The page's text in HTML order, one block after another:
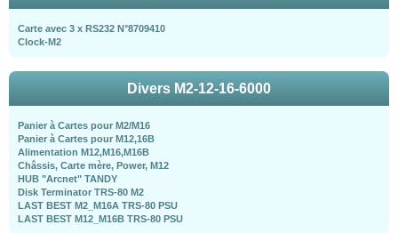
Carte avec 3 x RS232 N°8709410
Clock-M2
Divers M2-12-16-6000
Panier à Cartes pour M2/M16
Panier à Cartes pour M12,16B
Alimentation M12,M16,M16B
Châssis, Carte mère, Power, M12
HUB "Arcnet" TANDY
Disk Terminator TRS-80 M2
LAST BEST M2_M16A TRS-80 PSU
LAST BEST M12_M16B TRS-80 PSU